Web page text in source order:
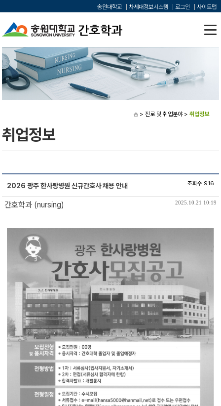
송원대학교 차세대정보시스템 로그인 사이트맵
> 진로 및 취업분야> 취업정보
취업정보
2026 광주 한사랑병원 신규간호사 채용 안내 조회수 916
간호학과 (nursing) 2025.10.21 10:19